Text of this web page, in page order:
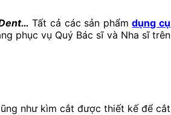
Tất cả các sản phẩmdụng cụ
phục vụ Quý Bác sĩ và Nha sĩ trên
như kìm cắt được thiết kế để cắt